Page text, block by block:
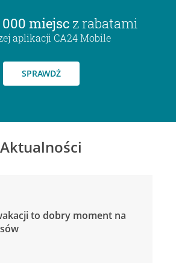
000 miejsc z rabatami
aplikacji CA24 Mobile
SPRAWDŹ
Aktualności
to dobry moment na